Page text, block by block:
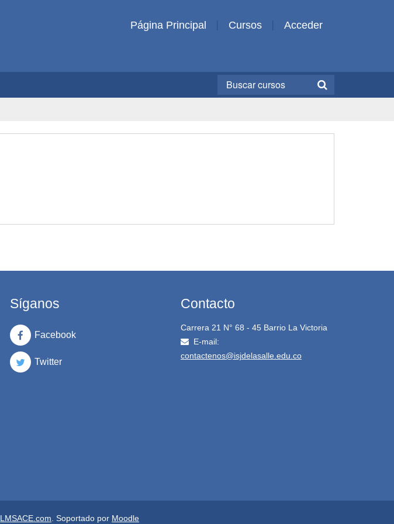
Página Principal Cursos Acceder
Síganos
Facebook
Twitter
Contacto
Carrera 21 N° 68 - 45 Barrio La Victoria
E-mail:
contactenos@isjdelasalle.edu.co
LMSACE.com . Soportado por Moodle